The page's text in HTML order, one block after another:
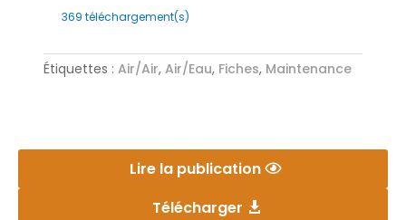
369 téléchargement(s)
Étiquettes : Air/Air, Air/Eau, Fiches, Maintenance
Lire la publication
Télécharger